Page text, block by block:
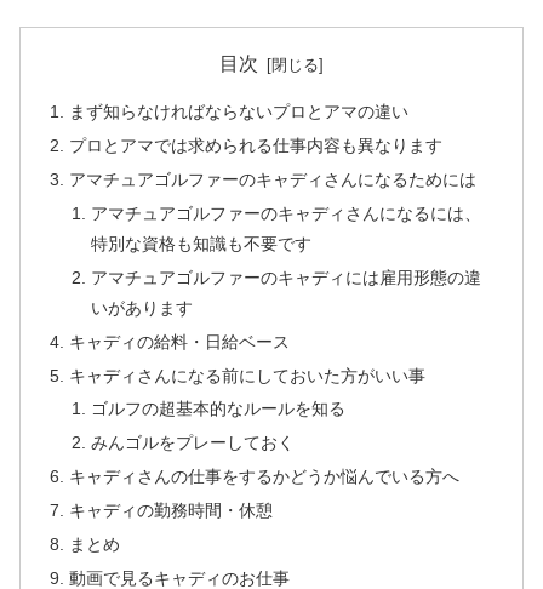
目次
まず知らなければならないプロとアマの違い
プロとアマでは求められる仕事内容も異なります
アマチュアゴルファーのキャディさんになるためには
アマチュアゴルファーのキャディさんになるには、
特別な資格も知識も不要です
アマチュアゴルファーのキャディには雇用形態の違
いがあります
キャディの給料・日給ベース
キャディさんになる前にしておいた方がいい事
ゴルフの超基本的なルールを知る
みんゴルをプレーしておく
キャディさんの仕事をするかどうか悩んでいる方へ
キャディの勤務時間・休憩
まとめ
動画で見るキャディのお仕事